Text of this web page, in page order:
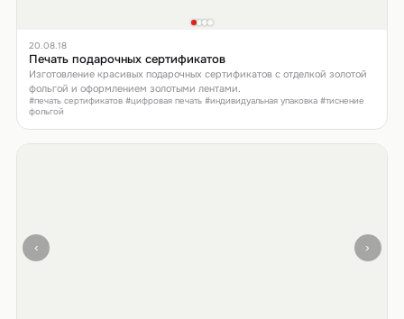
20.08.18
Печать подарочных сертификатов
Изготовление красивых подарочных сертификатов с отделкой золотой
фольгой и оформлением золотыми лентами.
#печать сертификатов #цифровая печать #индивидуальная упаковка #тиснение
фольгой
‹ ›